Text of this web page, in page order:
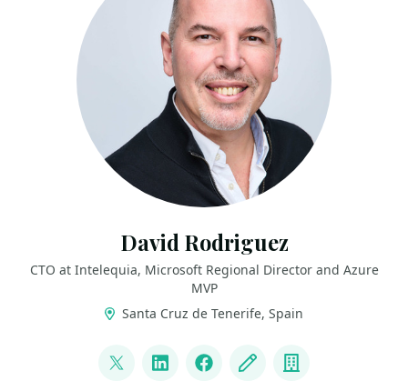
David Rodriguez
CTO at Intelequia, Microsoft Regional Director and Azure
MVP
Santa Cruz de Tenerife, Spain
@davidjrh
LinkedInFacebook
Blog Company